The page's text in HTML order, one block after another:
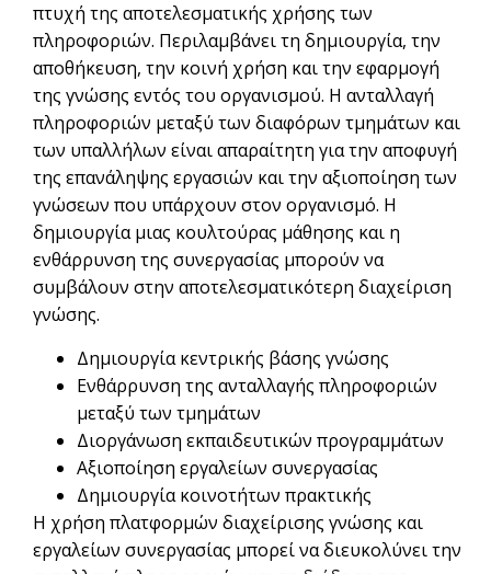
πτυχή της αποτελεσματικής χρήσης των
πληροφοριών. Περιλαμβάνει τη δημιουργία, την
αποθήκευση, την κοινή χρήση και την εφαρμογή
της γνώσης εντός του οργανισμού. Η ανταλλαγή
πληροφοριών μεταξύ των διαφόρων τμημάτων και
των υπαλλήλων είναι απαραίτητη για την αποφυγή
της επανάληψης εργασιών και την αξιοποίηση των
γνώσεων που υπάρχουν στον οργανισμό. Η
δημιουργία μιας κουλτούρας μάθησης και η
ενθάρρυνση της συνεργασίας μπορούν να
συμβάλουν στην αποτελεσματικότερη διαχείριση
γνώσης.
Δημιουργία κεντρικής βάσης γνώσης
Ενθάρρυνση της ανταλλαγής πληροφοριών
μεταξύ των τμημάτων
Διοργάνωση εκπαιδευτικών προγραμμάτων
Αξιοποίηση εργαλείων συνεργασίας
Δημιουργία κοινοτήτων πρακτικής
Η χρήση πλατφορμών διαχείρισης γνώσης και
εργαλείων συνεργασίας μπορεί να διευκολύνει την